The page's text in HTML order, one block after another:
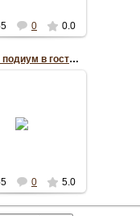
0 0.0
Угловой подиум в гостиной
0 5.0